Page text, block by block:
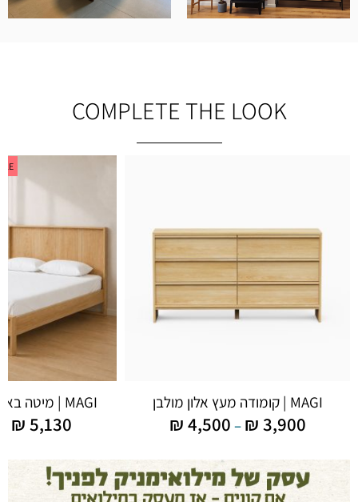
COMPLETE THE LOOK
MAGI | קומודה מעץ אלון מולבן
₪ 3,900
–
₪ 4,500
MAGI | מיטה באלון מולבן או טבעי
₪ 5,130